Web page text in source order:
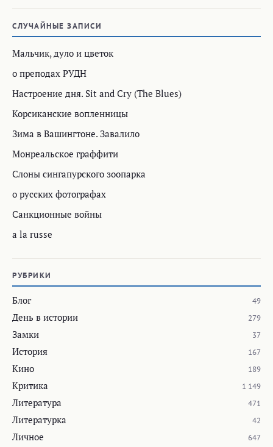
СЛУЧАЙНЫЕ ЗАПИСИ
Мальчик, дуло и цветок
о преподах РУДН
Настроение дня. Sit and Cry (The Blues)
Корсиканские вопленницы
Зима в Вашингтоне. Завалило
Монреальское граффити
Слоны сингапурского зоопарка
о русских фотографах
Санкционные войны
a la russe
РУБРИКИ
Блог 49
День в истории 279
Замки 37
История 167
Кино 189
Критика 1 149
Литература 471
Литературка 42
Личное 647